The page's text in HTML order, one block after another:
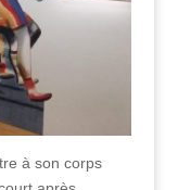
à son corps